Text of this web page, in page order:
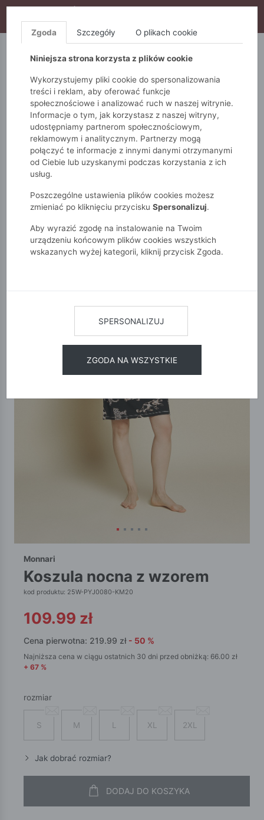
S10), DODATKOWE 15% ZA 3SZT (KOD: S15)
5.10.15. QUIOSQUE
Monnari Zobacz wszystko
Piżamy i szlafroki
Koszule nocne
Monnari
koszula nocna z wzorem
kod produktu: 25W-PYJ0080-KM20
109.99 zł
Cena pierwotna: 219.99 zł - 50 %
Najniższa cena w ciągu ostatnich 30 dni przed obniżką: 66.00 zł
+ 67 %
rozmiar
S M L XL 2XL
Jak dobrać rozmiar?
DODAJ DO KOSZYKA
Zgoda Szczegóły O plikach cookie
Niniejsza strona korzysta z plików cookie
Wykorzystujemy pliki cookie do spersonalizowania
treści i reklam, aby oferować funkcje
społecznościowe i analizować ruch w naszej witrynie.
Informacje o tym, jak korzystasz z naszej witryny,
udostępniamy partnerom społecznościowym,
reklamowym i analitycznym. Partnerzy mogą
połączyć te informacje z innymi danymi otrzymanymi
od Ciebie lub uzyskanymi podczas korzystania z ich
usług.
Poszczególne ustawienia plików cookies możesz
zmieniać po kliknięciu przycisku Spersonalizuj.
Aby wyrazić zgodę na instalowanie na Twoim
urządzeniu końcowym plików cookies wszystkich
wskazanych wyżej kategorii, kliknij przycisk Zgoda.
SPERSONALIZUJ
ZGODA NA WSZYSTKIE